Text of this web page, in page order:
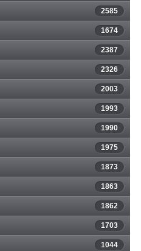
2585
1674
2387
2326
2003
1993
1990
1975
1873
1863
1862
1703
1044